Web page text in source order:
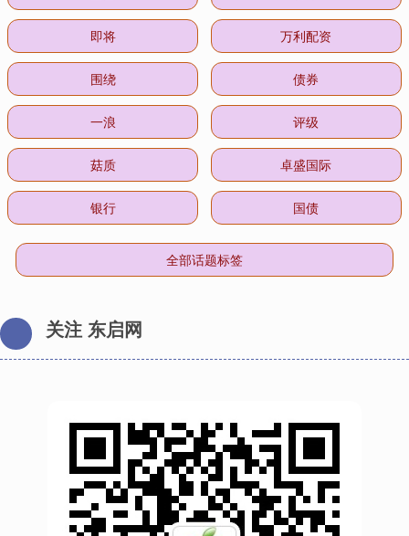
即将 万利配资
围绕 债券
一浪 评级
菇质 卓盛国际
银行 国债
全部话题标签
关注 东启网